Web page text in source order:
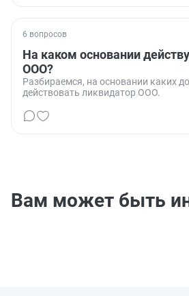
6 вопросов
На каком основании
ООО?
Разбираемся, на основании каких
действовать ликвидатор ООО.
Вам может быть